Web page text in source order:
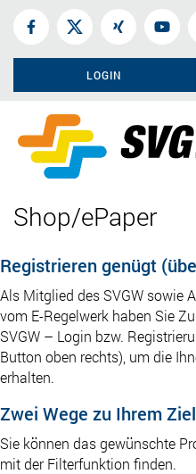
LOGIN
Shop/ePaper
Registrieren genügt
Als Mitglied des SVGW sowie
vom E-Regelwerk haben Sie
SVGW – Login bzw.
Button oben rechts), um die
erhalten.
Zwei Wege zu Ihrem Ziel
Sie können das gewünschte
mit der Filterfunktion finden.